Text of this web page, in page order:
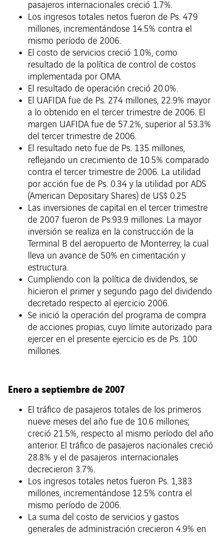
pasajeros internacionales creció 1.7%.
Los ingresos totales netos fueron de Ps. 479
millones, incrementándose 14.5% contra el
mismo período de 2006.
El costo de servicios creció 1.0%, como
resultado de la política de control de costos
implementada por OMA.
El resultado de operación creció 20.0%.
El UAFIDA fue de Ps. 274 millones, 22.9% mayor
a lo obtenido en el tercer trimestre de 2006. El
margen UAFIDA fue de 57.2%, superior al 53.3%
del tercer trimestre de 2006.
El resultado neto fue de Ps. 135 millones,
reflejando un crecimiento de 10.5% comparado
contra el tercer trimestre de 2006. La utilidad
por acción fue de Ps. 0.34 y la utilidad por ADS
(American Depositary Shares) de US$ 0.25
Las inversiones de capital en el tercer trimestre
de 2007 fueron de Ps.93.9 millones. La mayor
inversión se realiza en la construcción de la
Terminal B del aeropuerto de Monterrey, la cual
lleva un avance de 50% en cimentación y
estructura.
Cumpliendo con la política de dividendos, se
hicieron el primer y segundo pago del dividendo
decretado respecto al ejercicio 2006.
Se inició la operación del programa de compra
de acciones propias, cuyo límite autorizado para
ejercer en el presente ejercicio es de Ps. 100
millones.
Enero a septiembre de 2007
El tráfico de pasajeros totales de los primeros
nueve meses del año fue de 10.6 millones;
creció 21.5%, respecto al mismo período del año
anterior. El tráfico de pasajeros nacionales creció
28.8% y el de pasajeros internacionales
decrecieron 3.7%.
Los ingresos totales netos fueron Ps. 1,383
millones, incrementándose 12.5% contra el
mismo período de 2006.
La suma del costo de servicios y gastos
generales de administración crecieron 4.9% en